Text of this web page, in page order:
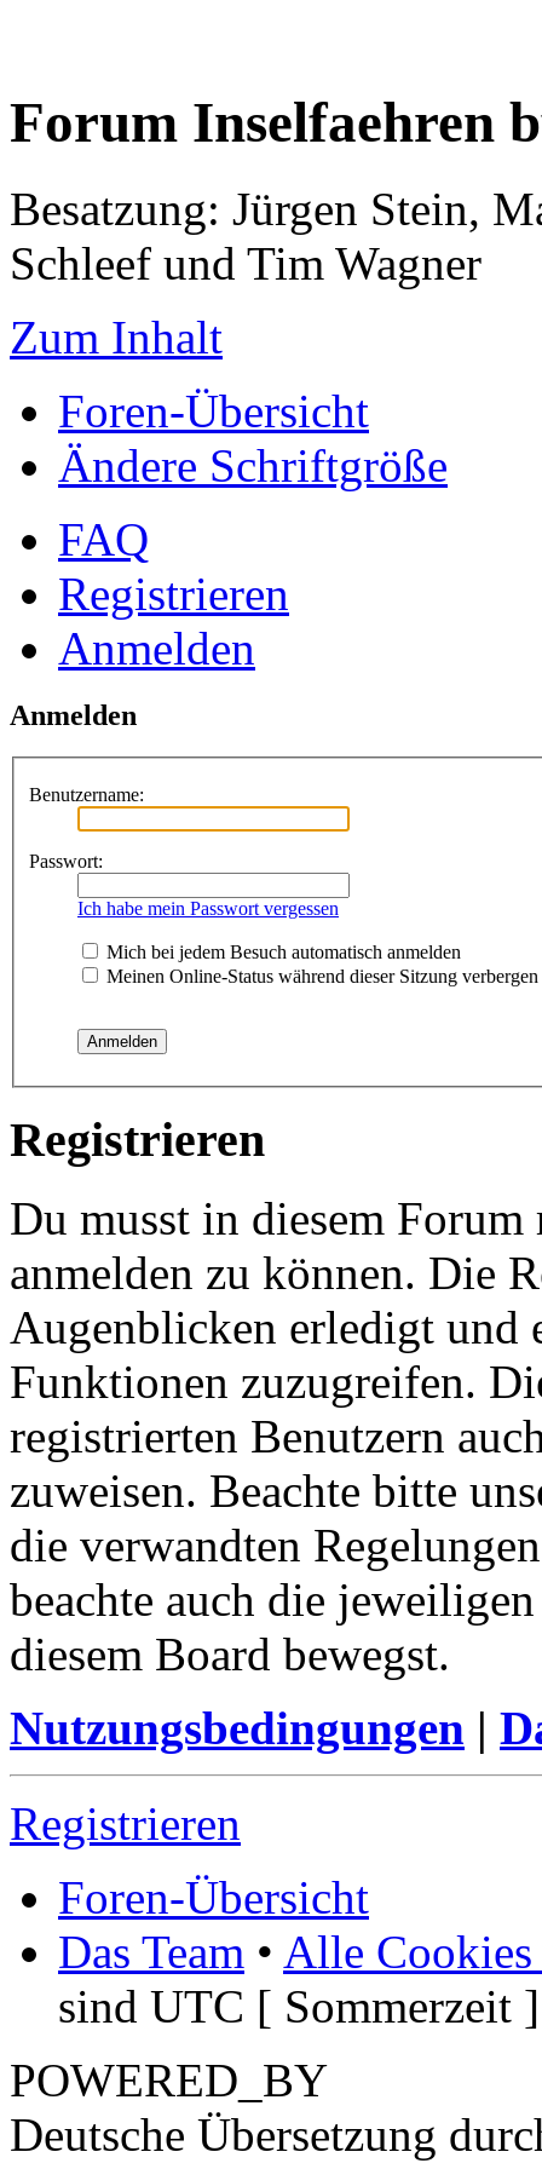
Forum Inselfaehren
Besatzung: Jürgen Stein,
Schleef und Tim Wagner
Zum Inhalt
Foren-Übersicht
Ändere Schriftgröße
FAQ
Registrieren
Anmelden
Anmelden
Benutzername:
Passwort:
Ich habe mein Passwort vergessen
Mich bei jedem Besuch automatisch anmelden
Meinen Online-Status während dieser Sitzung verbergen
Registrieren
Du musst in diesem
anmelden zu können. Die
Augenblicken erledigt und
Funktionen zuzugreifen.
registrierten Benutzern
zuweisen. Beachte bitte
die verwandten
beachte auch die
diesem Board bewegst.
Nutzungsbedingungen |
Registrieren
Foren-Übersicht
Das Team • Alle Cookies
sind UTC [ Sommerzeit ]
POWERED_BY
Deutsche Übersetzung